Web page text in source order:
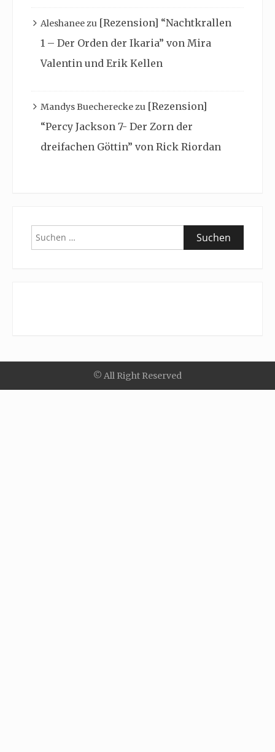
Aleshaneezu [Rezension] “Nachtkrallen
1 – Der Orden der Ikaria” von Mira
Valentin und Erik Kellen
Mandys Buechereckezu [Rezension]
“Percy Jackson 7- Der Zorn der
dreifachen Göttin” von Rick Riordan
Suchen
nach:
© All Right Reserved